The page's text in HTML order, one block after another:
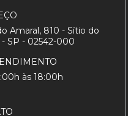
Amaral, 810 - Sítio do
SP - 02542-000
às 18:00h